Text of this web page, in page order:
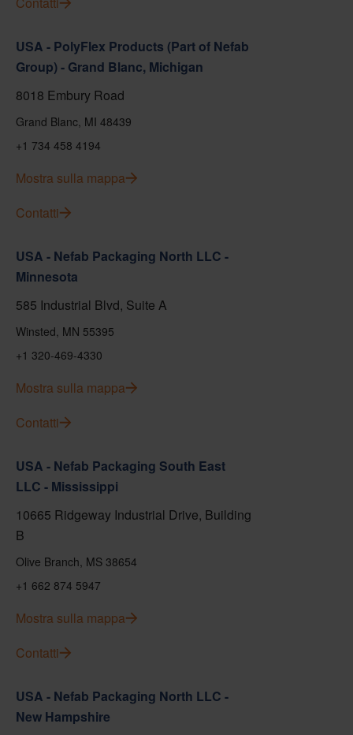
USA - PolyFlex Products (Part of Nefab
Group) - Grand Blanc, Michigan
8018 Embury Road
Grand Blanc, MI 48439
+1 734 458 4194
Mostra sulla mappa
Contatti
USA - Nefab Packaging North LLC -
Minnesota
585 Industrial Blvd, Suite A
Winsted, MN 55395
+1 320-469-4330
Mostra sulla mappa
Contatti
USA - Nefab Packaging South East
LLC - Mississippi
10665 Ridgeway Industrial Drive, Building
B
Olive Branch, MS 38654
+1 662 874 5947
Mostra sulla mappa
Contatti
USA - Nefab Packaging North LLC -
New Hampshire